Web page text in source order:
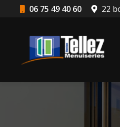
06 75 49 40 60 22